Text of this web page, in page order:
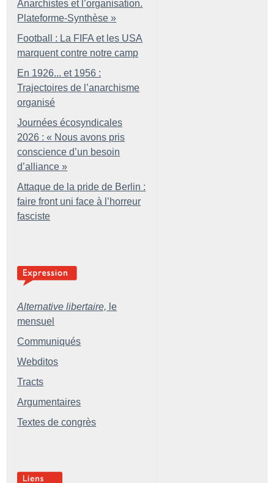
Anarchistes et l’organisation.
Plateforme-Synthèse »
Football : La FIFA et les USA
marquent contre notre camp
En 1926... et 1956 :
Trajectoires de l’anarchisme
organisé
Journées écosyndicales
2026 : « Nous avons pris
conscience d’un besoin
d’alliance »
Attaque de la pride de Berlin :
faire front uni face à l’horreur
fasciste
Alternative libertaire, le
mensuel
Communiqués
Webditos
Tracts
Argumentaires
Textes de congrès